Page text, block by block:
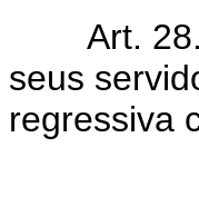
Art. 28.
seus
regressiva